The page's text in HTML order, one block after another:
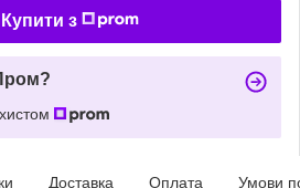
Купити з
Доставка Оплата Умови